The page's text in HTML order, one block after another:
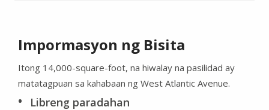
Impormasyon ng Bisita
Itong 14,000-square-foot, na hiwalay na pasilidad ay
matatagpuan sa kahabaan ng West Atlantic Avenue.
Libreng paradahan